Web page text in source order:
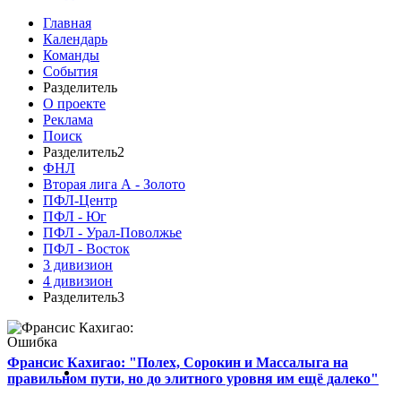
Главная
Календарь
Команды
События
Разделитель
О проекте
Реклама
Поиск
Разделитель2
ФНЛ
Вторая лига А - Золото
ПФЛ-Центр
ПФЛ - Юг
ПФЛ - Урал-Поволжье
ПФЛ - Восток
3 дивизион
4 дивизион
Разделитель3
Франсис Кахигао: "Полех, Сорокин и Массалыга на
правильном пути, но до элитного уровня им ещё далеко"
Ошибка